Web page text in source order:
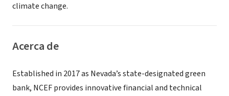
climate change.
Acerca de
Established in 2017 as Nevada’s state-designated green
bank, NCEF provides innovative financial and technical